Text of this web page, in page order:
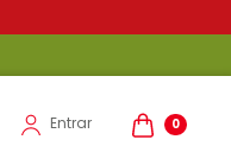
Entrar 0